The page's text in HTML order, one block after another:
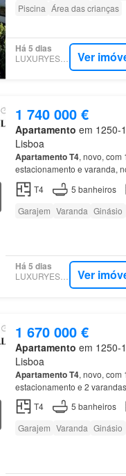
Piscina Área das crianças
Há 5 dias
LUXURYESTATE Ver
1 740 000 €
Apartamento em 1250-
Lisboa
ApartamentoT4, novo, com
estacionamento e varanda,
T4
5 banheiros
Garajem Varanda Ginásio
Há 5 dias
LUXURYESTATE Ver
1 670 000 €
Apartamento em 1250-
Lisboa
ApartamentoT4, novo, com
estacionamento e 2
Lisboa
T4 5 banheiros
Garajem Varanda Ginásio